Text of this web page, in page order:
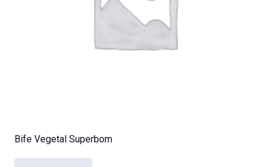
Bife Vegetal Superbom